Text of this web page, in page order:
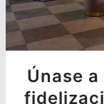
Únase